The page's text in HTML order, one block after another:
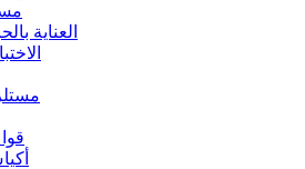
العناية